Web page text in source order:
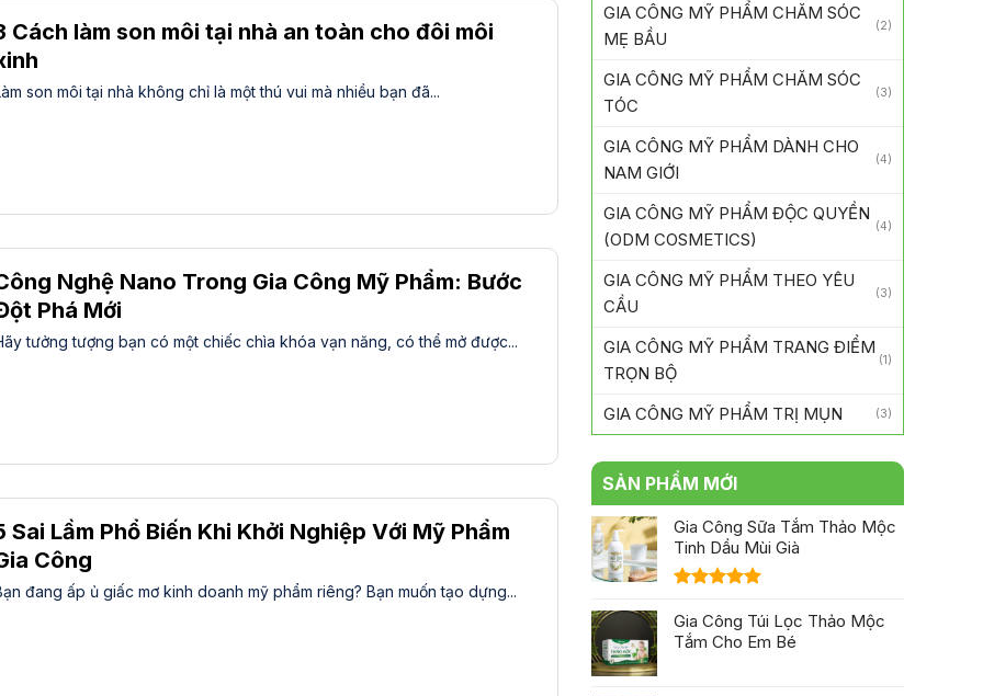
Cách làm son môi tại nhà an toàn cho đôi môi
son môi tại nhà không chỉ là một thú vui mà nhiều bạn đã...
Nghệ Nano Trong Gia Công Mỹ Phẩm: Bước
Phá Mới
tưởng tượng bạn có một chiếc chìa khóa vạn năng, có thể mở được...
Sai Lầm Phổ Biến Khi Khởi Nghiệp Với Mỹ Phẩm
Công
đang ấp ủ giấc mơ kinh doanh mỹ phẩm riêng? Bạn muốn tạo dựng...
GIA CÔNG MỸ PHẨM CHĂM SÓC
MẸ BẦU
(2)
GIA CÔNG MỸ PHẨM CHĂM SÓC
TÓC
(3)
GIA CÔNG MỸ PHẨM DÀNH CHO
NAM GIỚI
(4)
GIA CÔNG MỸ PHẨM ĐỘC QUYỀN
(ODM COSMETICS)
(4)
GIA CÔNG MỸ PHẨM THEO YÊU
CẦU
(3)
GIA CÔNG MỸ PHẨM TRANG ĐIỂM
TRỌN BỘ
(1)
GIA CÔNG MỸ PHẨM TRỊ MỤN (3)
SẢN PHẨM MỚI
Gia Công Sữa Tắm Thảo Mộc
Tinh Dầu Mùi Già
hạng5.00
5 sao
Gia Công Túi Lọc Thảo Mộc
Tắm Cho Em Bé